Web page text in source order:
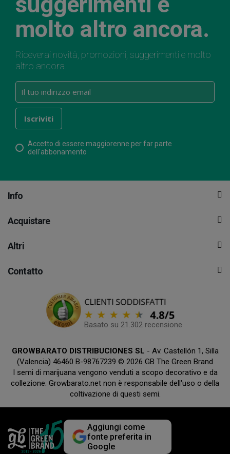
molto altro ancora.
Riceverai novità, promozioni, suggerimenti e molto
altro ancora.
Accetto di essere maggiorenne per far parte
dell'abbonamento
Info
Acquistare
Altri
Contatto
Basato su 21.302 recensione
GROWBARATO DISTRIBUCIONES SL - Av. Castellón 1, Silla
(Valencia) 46460 B-98767239 © 2026 GB The Green Brand
I semi di marijuana vengono venduti a scopo decorativo e da
collezione. Growbarato.net non è responsabile dell'uso o della
coltivazione di questi semi.
Aggiungi come
fonte preferita in
Google